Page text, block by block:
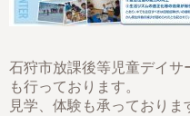
石狩市放課後等児童デイサ
も行っております。
見学、体験も承っており